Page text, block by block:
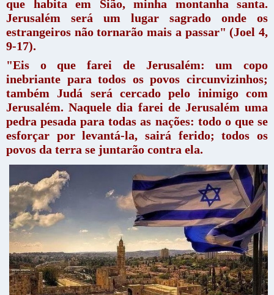
que habita em Sião, minha montanha santa.
Jerusalém será um lugar sagrado onde os
estrangeiros não tornarão mais a passar" (Joel 4,
9-17).
"Eis o que farei de Jerusalém: um copo
inebriante para todos os povos circunvizinhos;
também Judá será cercado pelo inimigo com
Jerusalém. Naquele dia farei de Jerusalém uma
pedra pesada para todas as nações: todo o que se
esforçar por levantá-la, sairá ferido; todos os
povos da terra se juntarão contra ela.